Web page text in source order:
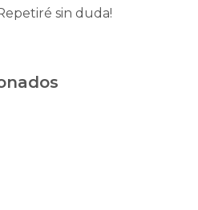
sin duda!